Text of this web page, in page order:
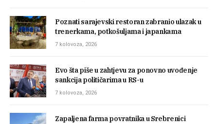
Poznati sarajevski restoran zabranio ulazak u
trenerkama, potkošuljama i japankama
7 kolovoza, 2026
Evo šta piše u zahtjevu za ponovno uvođenje
sankcija političarima u RS-u
7 kolovoza, 2026
Zapaljena farma povratnika u Srebrenici